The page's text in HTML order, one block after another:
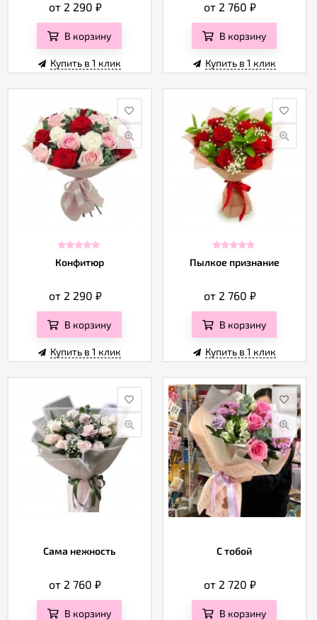
от 2 290 ₽
В корзину
Купить в 1 клик
от 2 760₽
В корзину
Купить в 1 клик
Конфитюр
от 2 290 ₽
В корзину
Купить в 1 клик
Пылкое признание
от 2 760₽
В корзину
Купить в 1 клик
Сама нежность
от 2 760₽
В корзину
С тобой
от 2 720₽
В корзину